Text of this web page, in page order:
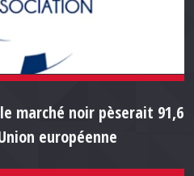
marché noir pèserait 91,6
européenne